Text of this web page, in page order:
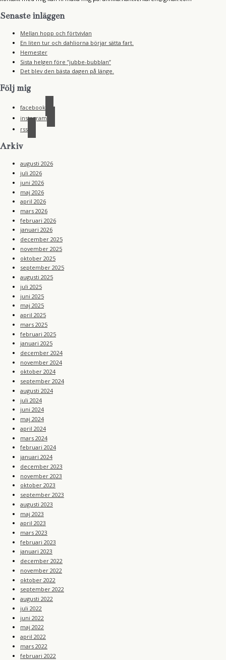
Senaste inläggen
Mellan hopp och förtvivlan
En liten tur och dahliorna börjar sätta fart.
Hemester
Sista helgen före ”jubbe-bubblan”
Det blev den bästa dagen på länge.
Följ mig
facebook
instagram
rss
Arkiv
augusti 2026
juli 2026
juni 2026
maj 2026
april 2026
mars 2026
februari 2026
januari 2026
december 2025
november 2025
oktober 2025
september 2025
augusti 2025
juli 2025
juni 2025
maj 2025
april 2025
mars 2025
februari 2025
januari 2025
december 2024
november 2024
oktober 2024
september 2024
augusti 2024
juli 2024
juni 2024
maj 2024
april 2024
mars 2024
februari 2024
januari 2024
december 2023
november 2023
oktober 2023
september 2023
augusti 2023
maj 2023
april 2023
mars 2023
februari 2023
januari 2023
december 2022
november 2022
oktober 2022
september 2022
augusti 2022
juli 2022
juni 2022
maj 2022
april 2022
mars 2022
februari 2022